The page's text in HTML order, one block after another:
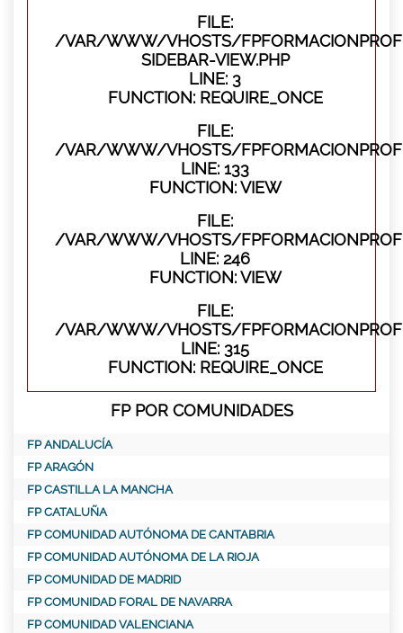
FILE:
/VAR/WWW/VHOSTS/
SIDEBAR-VIEW.PHP
LINE: 3
FUNCTION: REQUIRE_ONCE
FILE:
/VAR/WWW/VHOSTS/
LINE: 133
FUNCTION: VIEW
FILE:
/VAR/WWW/VHOSTS/
LINE: 246
FUNCTION: VIEW
FILE:
/VAR/WWW/VHOSTS/
LINE: 315
FUNCTION: REQUIRE_ONCE
FP POR COMUNIDADES
FP ANDALUCÍA
FP ARAGÓN
FP CASTILLA LA MANCHA
FP CATALUÑA
FP COMUNIDAD AUTÓNOMA DE CANTABRIA
FP COMUNIDAD AUTÓNOMA DE LA RIOJA
FP COMUNIDAD DE MADRID
FP COMUNIDAD FORAL DE NAVARRA
FP COMUNIDAD VALENCIANA